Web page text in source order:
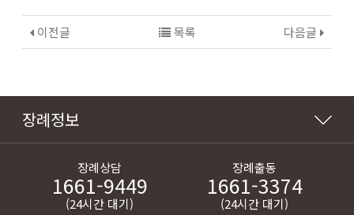
이전글 다음글
목록
장례정보
장례상담
1661-9449
(24시간 대기)
장례출동
1661-3374
(24시간 대기)